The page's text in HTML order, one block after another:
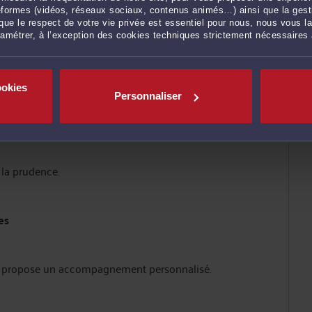
(vidéos, réseaux sociaux, contenus animés…) ainsi que la
le respect de votre vie privée est essentiel pour nous, nous vous
à l’exception des cookies techniques strictement nécessaires
Personnaliser
prudence.
un accompagnement personnalisé.